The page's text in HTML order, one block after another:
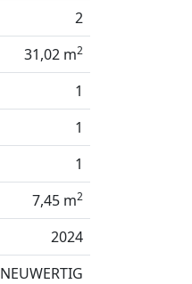
2
31,02 m2
1
1
1
7,45 m2
2024
NEUWERTIG